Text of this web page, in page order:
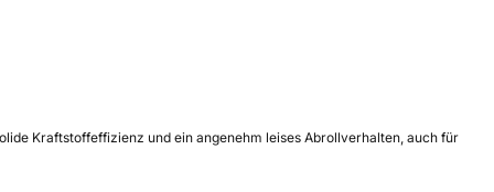
Kraftstoffeffizienz und ein angenehm leises Abrollverhalten, auch für